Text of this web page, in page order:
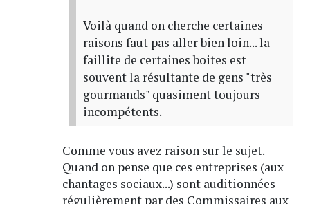
Voilà quand on cherche certaines
raisons faut pas aller bien loin... la
faillite de certaines boites est
souvent la résultante de gens "très
gourmands" quasiment toujours
incompétents.
Comme vous avez raison sur le sujet.
Quand on pense que ces entreprises (aux
chantages sociaux...) sont auditionnées
régulièrement par des Commissaires aux